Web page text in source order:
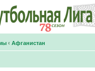
‹ Афганистан